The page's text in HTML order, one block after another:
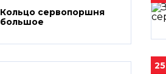
Кольцо сервопоршня
большое
25